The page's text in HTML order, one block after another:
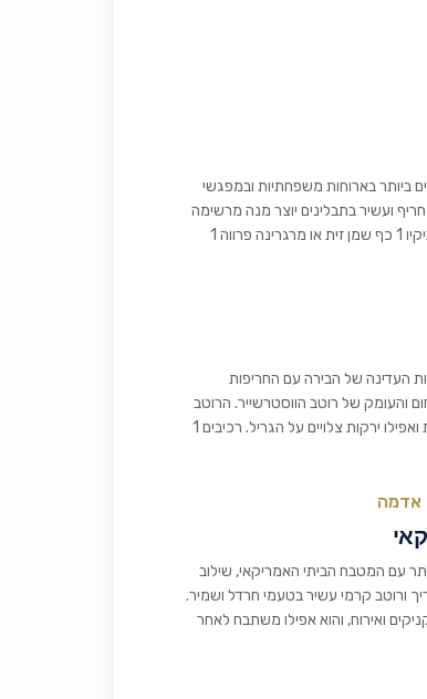
ביותר בארוחות משפחתיות ובמפגשי
ועשיר בתבלינים יוצר מנה מרשימה
שקל להכין ומענגת כל סועד. רכיבים לרוטב הברביקיו 1 כף שמן זית או מרגרינה פרווה 1
העדינה של הבירה עם החריפות
והעומק של רוטב הווסטרשייר. הרוטב
מתאים במיוחד לסטייקים, פרגיות, חזה עוף, צלעות ואפילו ירקות צלויים על הגריל. רכיבים 1
אדמה
עם המטבח הביתי האמריקאי, שילוב
ורוטב קרמי עשיר בטעמי חרדל ושמיר.
ואירוח, והוא אפילו משתבח לאחר